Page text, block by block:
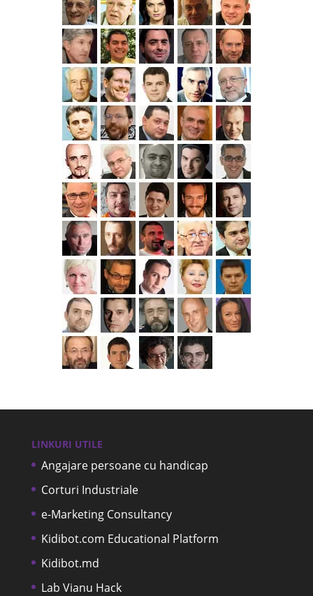
LINKURI UTILE
Angajare persoane cu handicap
Corturi Industriale
e-Marketing Consultancy
Kidibot.com Educational Platform
Kidibot.md
Lab Vianu Hack